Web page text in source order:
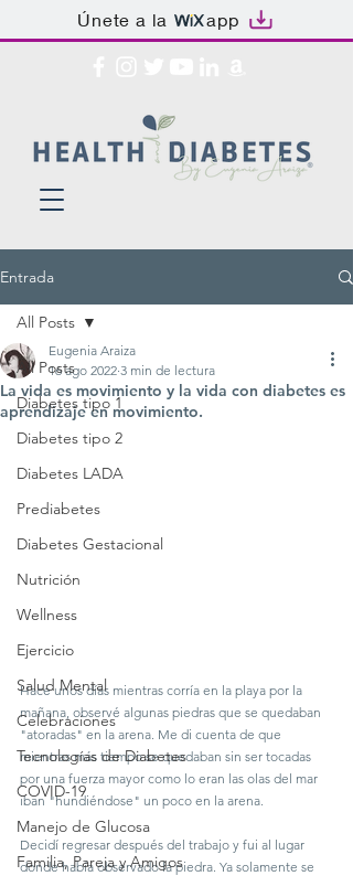
Únete a la app
Entrada
All Posts
Diabetes tipo 1
Diabetes tipo 2
Diabetes LADA
Prediabetes
Diabetes Gestacional
Nutrición
Wellness
Ejercicio
Salud Mental
Celebraciones
Tecnologías de Diabetes
COVID-19
Manejo de Glucosa
Familia, Pareja y Amigos
All Posts
La vida es movimiento y la vida con diabetes es
aprendizaje en movimiento.
Eugenia Araiza
16 ago 2022 3 min de lectura
Hace unos días mientras corría en la playa por la
mañana, observé algunas piedras que se quedaban
"atoradas" en la arena. Me di cuenta de que
mientras más tiempo se quedaban sin ser tocadas
por una fuerza mayor como lo eran las olas del mar
iban "hundiéndose" un poco en la arena.
Decidí regresar después del trabajo y fui al lugar
donde había observado la piedra. Ya solamente se